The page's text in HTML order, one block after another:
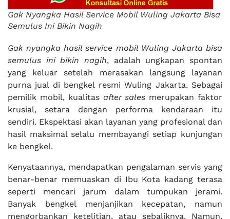
Gak Nyangka Hasil Service Mobil Wuling Jakarta Bisa
Semulus Ini Bikin Nagih
Gak nyangka hasil service mobil Wuling Jakarta bisa
semulus ini bikin nagih, adalah ungkapan spontan
yang keluar setelah merasakan langsung layanan
purna jual di bengkel resmi Wuling Jakarta. Sebagai
pemilik mobil, kualitas after sales merupakan faktor
krusial, setara dengan performa kendaraan itu
sendiri. Ekspektasi akan layanan yang profesional dan
hasil maksimal selalu membayangi setiap kunjungan
ke bengkel.
Kenyataannya, mendapatkan pengalaman servis yang
benar-benar memuaskan di Ibu Kota kadang terasa
seperti mencari jarum dalam tumpukan jerami.
Banyak bengkel menjanjikan kecepatan, namun
mengorbankan ketelitian, atau sebaliknya. Namun,